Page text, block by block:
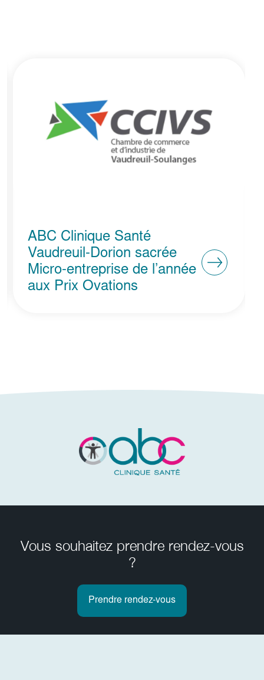
ABC Clinique Santé
Vaudreuil-Dorion sacrée
Micro-entreprise de l’année
aux Prix Ovations
Vous souhaitez prendre rendez-vous
?
Prendre rendez-vous